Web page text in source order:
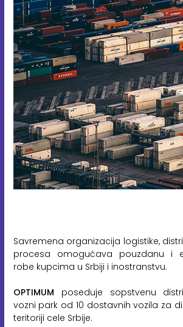
Savremena organizacija logistike,
procesa omogućava pouzdanu i
robe kupcima u Srbiji i inostranstvu.
OPTIMUM poseduje sopstvenu
vozni park od 10 dostavnih vozila za
teritoriji cele Srbije.